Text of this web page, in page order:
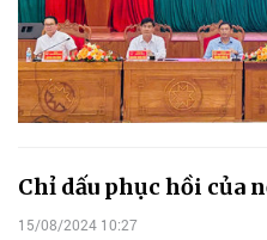
Chỉ dấu phục hồi của
15/08/2024 10:27